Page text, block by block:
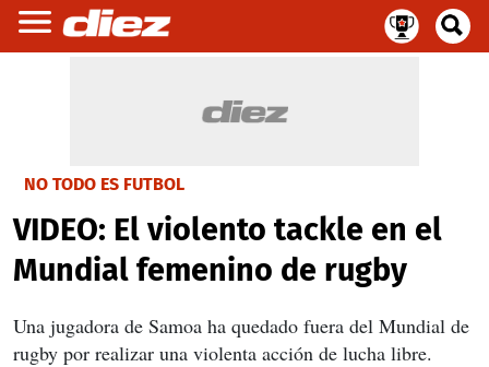
NO TODO ES FUTBOL
VIDEO: El violento tackle en el
Mundial femenino de rugby
Una jugadora de Samoa ha quedado fuera del Mundial de
rugby por realizar una violenta acción de lucha libre.